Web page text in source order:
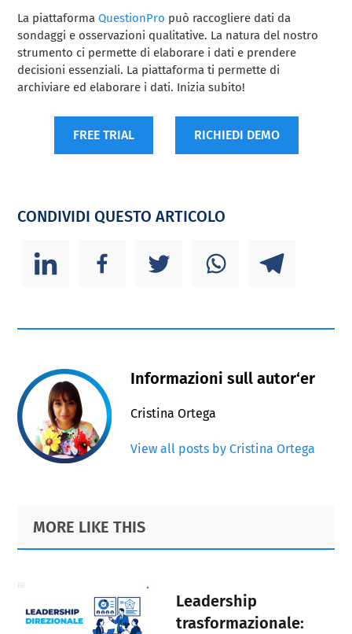
La piattaformaQuestionPro può raccogliere dati da
sondaggi e osservazioni qualitative. La natura del nostro
strumento ci permette di elaborare i dati e prendere
decisioni essenziali. La piattaforma ti permette di
archiviare ed elaborare i dati. Inizia subito!
FREE TRIAL RICHIEDI DEMO
CONDIVIDI QUESTO ARTICOLO
Informazioni sull autor‘er
Cristina Ortega
View all posts by Cristina Ortega
Primary
Sidebar
Footer
MORE LIKE THIS
Leadership
trasformazionale: